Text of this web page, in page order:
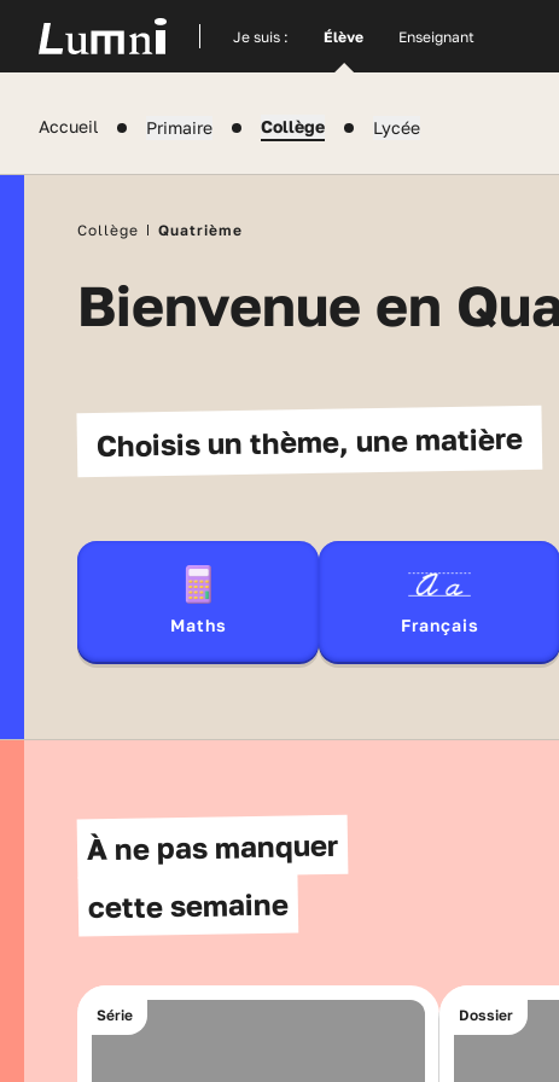
Je suis : ÉlèveSite actuelEnseignant
Accueil Primaire Collège Lycée
Collège Quatrième
Bienvenue en
Choisis un thème, une matière
Maths Français
À ne pas manquer
cette semaine
Série Dossier